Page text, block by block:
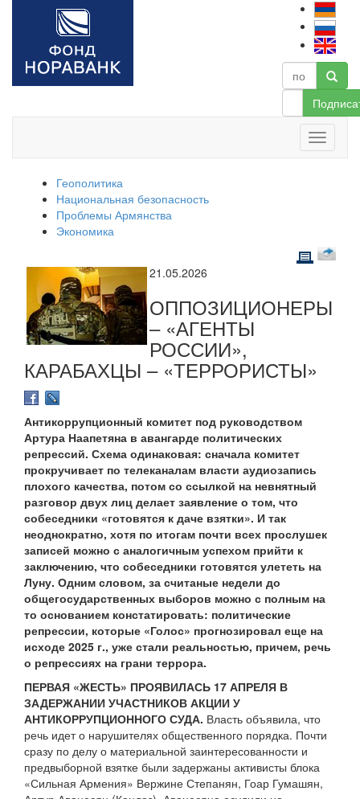
Геополитика
Национальная безопасность
Проблемы Армянства
Экономика
21.05.2026
ОППОЗИЦИОНЕРЫ
– «АГЕНТЫ
РОССИИ»,
КАРАБАХЦЫ – «ТЕРРОРИСТЫ»
Антикоррупционный комитет под руководством
Артура Наапетяна в авангарде политических
репрессий. Схема одинаковая: сначала комитет
прокручивает по телеканалам власти аудиозапись
плохого качества, потом со ссылкой на невнятный
разговор двух лиц делает заявление о том, что
собеседники «готовятся к даче взятки». И так
неоднократно, хотя по итогам почти всех прослушек
записей можно с аналогичным успехом прийти к
заключению, что собеседники готовятся улететь на
Луну. Одним словом, за считаные недели до
общегосударственных выборов можно с полным на
то основанием констатировать: политические
репрессии, которые «Голос» прогнозировал еще на
исходе 2025 г., уже стали реальностью, причем, речь
о репрессиях на грани террора.
ПЕРВАЯ «ЖЕСТЬ» ПРОЯВИЛАСЬ 17 АПРЕЛЯ В
ЗАДЕРЖАНИИ УЧАСТНИКОВ АКЦИИ У
АНТИКОРРУПЦИОННОГО СУДА. Власть объявила, что
речь идет о нарушителях общественного порядка. Почти
сразу по делу о материальной заинтересованности и
предвыборной взятке были задержаны активисты блока
«Сильная Армения» Вержине Степанян, Гоар Гумашян,